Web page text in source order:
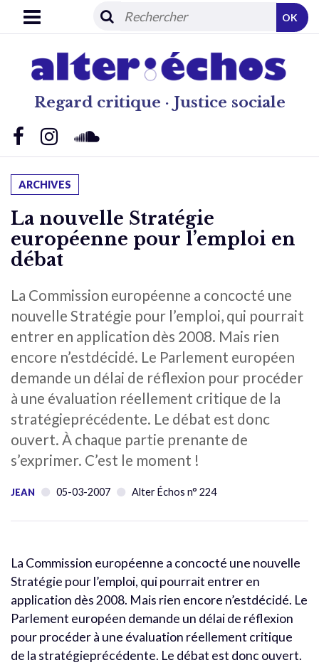
Regard critique · Justice sociale
OK
ARCHIVES
La nouvelle Stratégie
européenne pour l’emploi en
débat
La Commission européenne a concocté une
nouvelle Stratégie pour l’emploi, qui pourrait
entrer en application dès 2008. Mais rien
encore n’estdécidé. Le Parlement européen
demande un délai de réflexion pour procéder
à une évaluation réellement critique de la
stratégieprécédente. Le débat est donc
ouvert. À chaque partie prenante de
s’exprimer. C’est le moment !
JEAN 05-03-2007 Alter Échos n° 224
La Commission européenne a concocté une nouvelle
Stratégie pour l’emploi, qui pourrait entrer en
application dès 2008. Mais rien encore n’estdécidé. Le
Parlement européen demande un délai de réflexion
pour procéder à une évaluation réellement critique
de la stratégieprécédente. Le débat est donc ouvert.